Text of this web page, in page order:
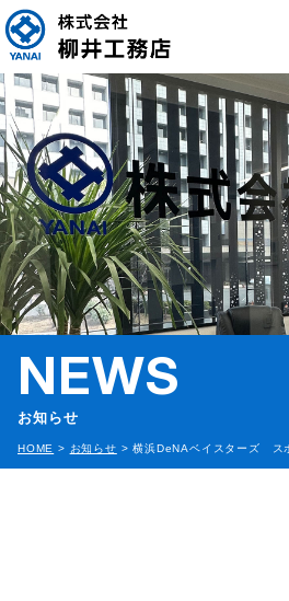
NEWS
お知らせ
HOME > お知らせ >横浜DeNAベイスターズ ス